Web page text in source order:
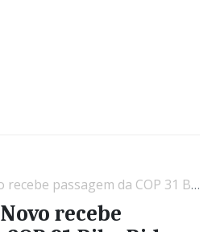
da COP 31 Bike Ride a 2 e 3 de julho
recebe